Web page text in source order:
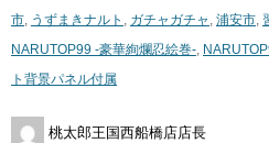
市, うずまきナルト , ガチャガチャ , 浦安市,
​NARUTOP99 ​-豪華絢爛忍絵巻-,
ト背景パネル付属
桃太郎王国西船橋店店長